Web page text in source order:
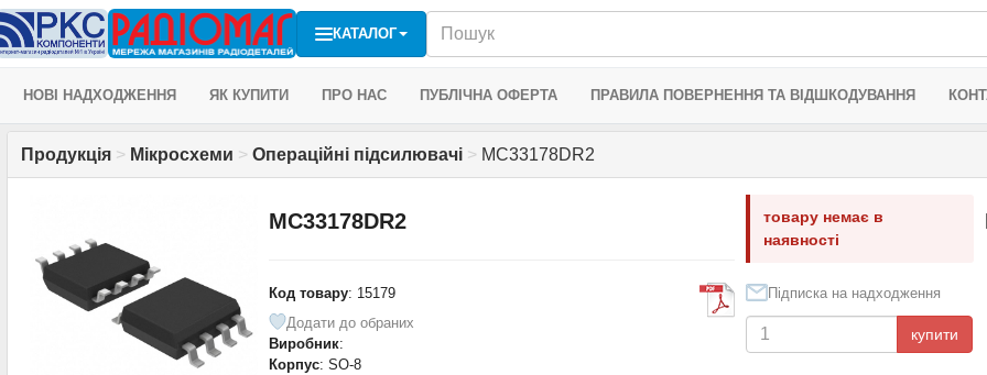
КАТАЛОГ
НОВІ НАДХОДЖЕННЯ ЯК КУПИТИ ПРО НАС ПУБЛІЧНА ОФЕРТА ПРАВИЛА ПОВЕРНЕННЯ ТА ВІДШКОДУВАННЯ
Продукція > Мікросхеми > Операційні підсилювачі > MC33178DR2
MC33178DR2
Код товару: 15179
Додати до обраних
Виробник:
Корпус: SO-8
товару немає в
наявності
Підписка на надходження
купити